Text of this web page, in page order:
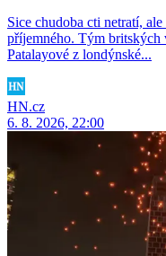
Sice chudoba cti netratí,
příjemného. Tým britských
Patalayové z londýnské...
HN.cz
6. 8. 2026, 22:00